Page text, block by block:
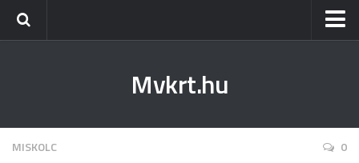
Tiszaújváros
Mvkrt.hu
MISKOLC 0